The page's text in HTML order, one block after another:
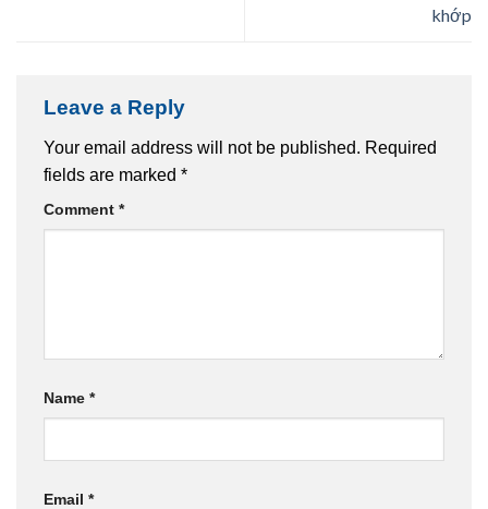
khớp
Leave a Reply
Your email address will not be published. Required
fields are marked *
Comment *
Name *
Email *